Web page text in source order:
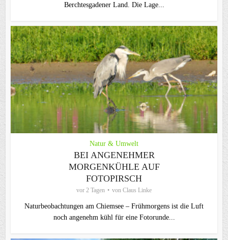
Berchtesgadener Land. Die Lage...
Natur & Umwelt
BEI ANGENEHMER
MORGENKÜHLE AUF
FOTOPIRSCH
vor 2 Tagen von Claus Linke
Naturbeobachtungen am Chiemsee – Frühmorgens ist die Luft
noch angenehm kühl für eine Fotorunde...